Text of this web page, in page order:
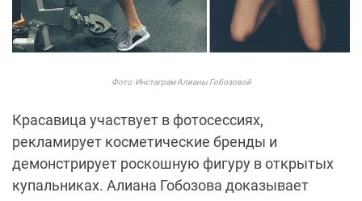
Фото: Инстаграм Алианы Гобозовой
Красавица участвует в фотосессиях,
рекламирует косметические бренды и
демонстрирует роскошную фигуру в открытых
купальниках. Алиана Гобозова доказывает